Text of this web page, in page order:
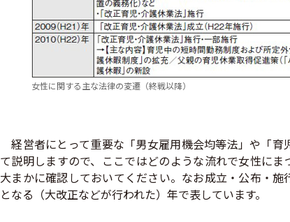
女性に関する主な法律の変遷（終戦以降）
経営者にとって重要な「男女雇用機会均等法」や「育
て説明しますので、ここではどのような流れで女性に
大まかに確認しておいてください。なお成立・公布・
となる（大改正などが行われた）年で表しています。